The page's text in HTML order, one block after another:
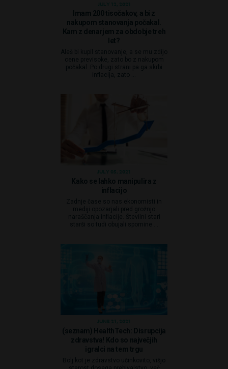
Imam 200 tisočakov, a bi z
nakupom stanovanja počakal.
Kam z denarjem za obdobje treh
let?
Aleš bi kupil stanovanje, a se mu zdijo
cene previsoke, zato bo z nakupom
počakal. Po drugi strani pa ga skrbi
inflacija, zato ...
Kako se lahko manipulira z
inflacijo
Zadnje čase so nas ekonomisti in
mediji opozarjali pred grožnjo
naraščanja inflacije. Številni stari
starši so tudi obujali spomine ...
(seznam) HealthTech: Disrupcija
zdravstva! Kdo so največjih
igralci na tem trgu
Bolj kot je zdravstvo učinkovito, višjo